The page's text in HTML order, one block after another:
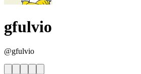
gfulvio
@gfulvio